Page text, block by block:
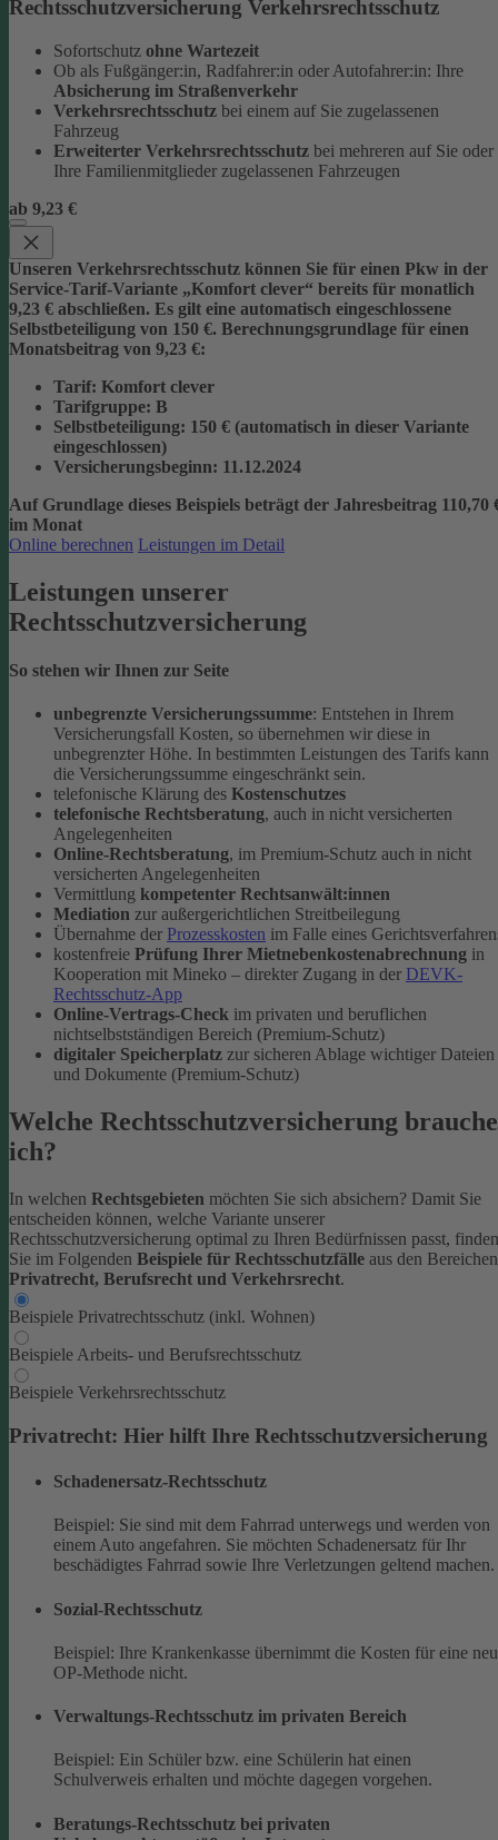
Rechtsschutzversicherung Verkehrsrechtsschutz
Sofortschutz ohne Wartezeit
Ob als Fußgänger:in, Radfahrer:in oder Autofahrer:in: Ihre
Absicherung im Straßenverkehr
Verkehrsrechtsschutz bei einem auf Sie zugelassenen
Fahrzeug
Erweiterter Verkehrsrechtsschutz bei mehreren auf Sie oder
Ihre Familienmitglieder zugelassenen Fahrzeugen
ab 9,23 €
Unseren Verkehrsrechtsschutz können Sie für einen Pkw in der
Service-Tarif-Variante „Komfort clever“ bereits für monatlich
9,23 € abschließen. Es gilt eine automatisch eingeschlossene
Selbstbeteiligung von 150 €. Berechnungsgrundlage für einen
Monatsbeitrag von 9,23 €:
Tarif: Komfort clever
Tarifgruppe: B
Selbstbeteiligung: 150 € (automatisch in dieser Variante
eingeschlossen)
Versicherungsbeginn: 11.12.2024
Auf Grundlage dieses Beispiels beträgt der Jahresbeitrag 110,70
im Monat
Online berechnen Leistungen im Detail
Leistungen unserer
Rechtsschutzversicherung
So stehen wir Ihnen zur Seite
unbegrenzte Versicherungssumme: Entstehen in Ihrem
Versicherungsfall Kosten, so übernehmen wir diese in
unbegrenzter Höhe. In bestimmten Leistungen des Tarifs kann
die Versicherungssumme eingeschränkt sein.
telefonische Klärung des Kostenschutzes
telefonische Rechtsberatung, auch in nicht versicherten
Angelegenheiten
Online-Rechtsberatung, im Premium-Schutz auch in nicht
versicherten Angelegenheiten
Vermittlung kompetenter Rechtsanwält:innen
Mediation zur außergerichtlichen Streitbeilegung
Übernahme der Prozesskosten im Falle eines
kostenfreie Prüfung Ihrer Mietnebenkostenabrechnung in
Kooperation mit Mineko – direkter Zugang in der DEVK-
Rechtsschutz-App
Online-Vertrags-Check im privaten und beruflichen
nichtselbstständigen Bereich (Premium-Schutz)
digitaler Speicherplatz zur sicheren Ablage wichtiger Dateien
und Dokumente (Premium-Schutz)
Welche Rechtsschutzversicherung brauche
ich?
In welchen Rechtsgebieten möchten Sie sich absichern? Damit Sie
entscheiden können, welche Variante unserer
Rechtsschutzversicherung optimal zu Ihren Bedürfnissen passt, finden
Sie im Folgenden Beispiele für Rechtsschutzfälle aus den Bereichen
Privatrecht, Berufsrecht und Verkehrsrecht.
Beispiele Privatrechtsschutz (inkl. Wohnen)
Beispiele Arbeits- und Berufsrechtsschutz
Beispiele Verkehrsrechtsschutz
Privatrecht: Hier hilft Ihre Rechtsschutzversicherung
Schadenersatz-Rechtsschutz
Beispiel: Sie sind mit dem Fahrrad unterwegs und werden von
einem Auto angefahren. Sie möchten Schadenersatz für Ihr
beschädigtes Fahrrad sowie Ihre Verletzungen geltend machen.
Sozial-Rechtsschutz
Beispiel: Ihre Krankenkasse übernimmt die Kosten für eine
OP-Methode nicht.
Verwaltungs-Rechtsschutz im privaten Bereich
Beispiel: Ein Schüler bzw. eine Schülerin hat einen
Schulverweis erhalten und möchte dagegen vorgehen.
Beratungs-Rechtsschutz bei privaten